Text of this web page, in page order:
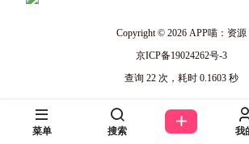
Copyright © 2026APP喵：资源
京ICP备19024262号-3
查询 22 次，耗时 0.1603 秒
菜单 搜索 我